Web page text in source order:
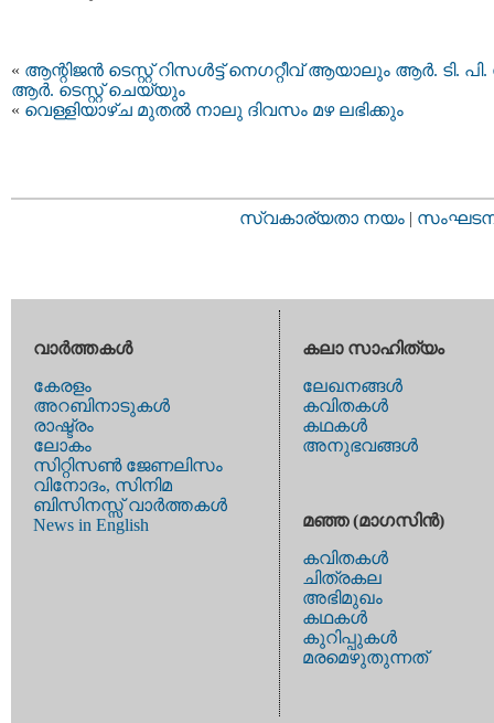
« ആന്റിജൻ ടെസ്റ്റ് റിസള്‍ട്ട് നെഗറ്റീവ് ആയാലും ആർ. ടി. പി.
ആർ. ടെസ്റ്റ് ചെയ്യും
« വെള്ളിയാഴ്ച മുതൽ നാലു ദിവസം മഴ ലഭിക്കും
സ്വകാര്യതാ നയം |
വാര്‍ത്തകള്‍
കേരളം
അറബിനാടുകള്‍
രാഷ്ട്രം
ലോകം
സിറ്റിസണ്‍ ജേണലിസം
വിനോദം, സിനിമ
ബിസിനസ്സ് വാര്‍ത്തകള്‍
News in English
കലാ സാഹിത്യം
ലേഖനങ്ങള്‍
കവിതകള്‍
കഥകള്‍
അനുഭവങ്ങള്‍
മഞ്ഞ (മാഗസിന്‍)
കവിതകള്‍
ചിത്രകല
അഭിമുഖം
കഥകള്‍
കുറിപ്പുകള്‍
മരമെഴുതുന്നത്